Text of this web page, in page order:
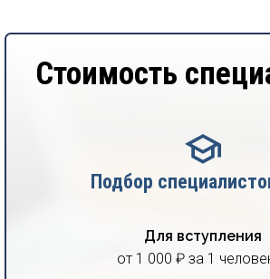
Стоимость
Подбор
Для вступления
от 1 000 ₽ за 1